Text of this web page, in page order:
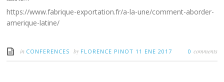
https://www.fabrique-exportation.fr/a-la-une/comment-aborder-
amerique-latine/
in CONFERENCES by FLORENCE PINOT 11 ENE 2017 0 comments